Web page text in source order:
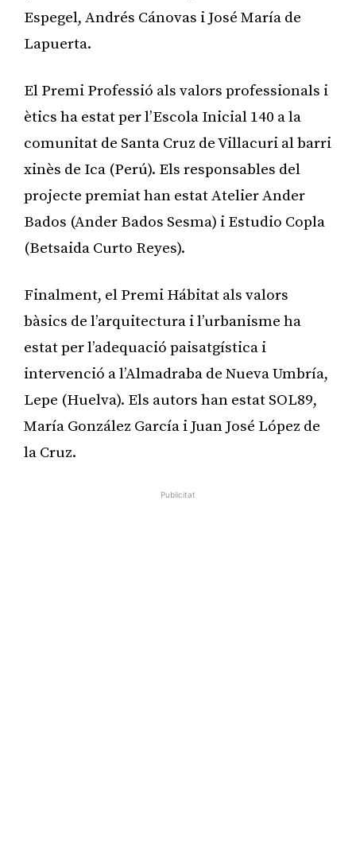
Espegel, Andrés Cánovas i José María de
Lapuerta.
El Premi Professió als valors professionals i
ètics ha estat per l’Escola Inicial 140 a la
comunitat de Santa Cruz de Villacuri al barri
xinès de Ica (Perú). Els responsables del
projecte premiat han estat Atelier Ander
Bados (Ander Bados Sesma) i Estudio Copla
(Betsaida Curto Reyes).
Finalment, el Premi Hábitat als valors
bàsics de l’arquitectura i l’urbanisme ha
estat per l’adequació paisatgística i
intervenció a l’Almadraba de Nueva Umbría,
Lepe (Huelva). Els autors han estat SOL89,
María González García i Juan José López de
la Cruz.
Publicitat